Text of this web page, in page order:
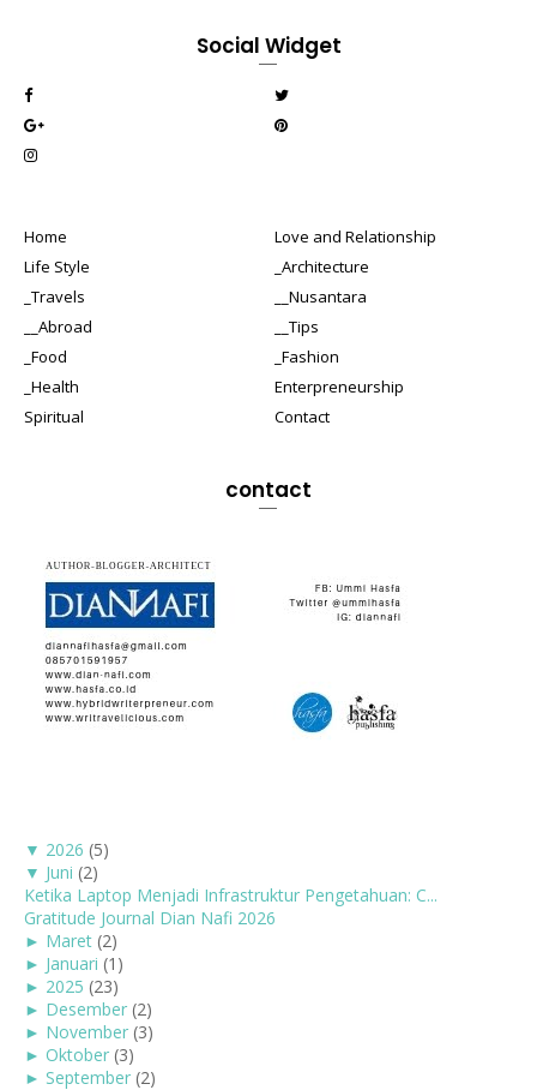
Social Widget
Home
Love and Relationship
Life Style
_Architecture
_Travels
__Nusantara
__Abroad
__Tips
_Food
_Fashion
_Health
Enterpreneurship
Spiritual
Contact
contact
▼ 2026 (5)
▼ Juni (2)
Ketika Laptop Menjadi Infrastruktur Pengetahuan: C...
Gratitude Journal Dian Nafi 2026
► Maret (2)
► Januari (1)
► 2025 (23)
► Desember (2)
► November (3)
► Oktober (3)
► September (2)